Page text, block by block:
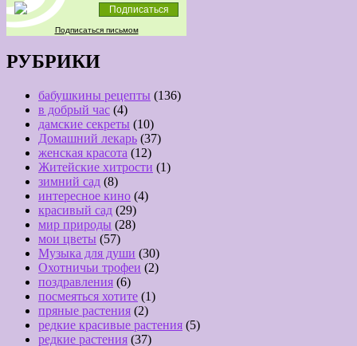
Подписаться письмом
РУБРИКИ
бабушкины рецепты (136)
в добрый час (4)
дамские секреты (10)
Домашний лекарь (37)
женская красота (12)
Житейские хитрости (1)
зимний сад (8)
интересное кино (4)
красивый сад (29)
мир природы (28)
мои цветы (57)
Музыка для души (30)
Охотничьи трофеи (2)
поздравления (6)
посмеяться хотите (1)
пряные растения (2)
редкие красивые растения (5)
редкие растения (37)